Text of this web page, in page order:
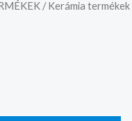
/Kerámia termékek